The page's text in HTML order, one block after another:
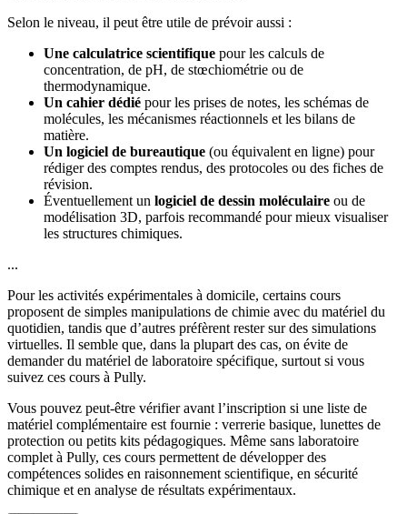
Selon le niveau, il peut être utile de prévoir aussi :
Une calculatrice scientifique pour les calculs de
concentration, de pH, de stœchiométrie ou de
thermodynamique.
Un cahier dédié pour les prises de notes, les schémas de
molécules, les mécanismes réactionnels et les bilans de
matière.
Un logiciel de bureautique (ou équivalent en ligne) pour
rédiger des comptes rendus, des protocoles ou des fiches de
révision.
Éventuellement un logiciel de dessin moléculaire ou de
modélisation 3D, parfois recommandé pour mieux visualiser
les structures chimiques.
...
Pour les activités expérimentales à domicile, certains cours
proposent de simples manipulations de chimie avec du matériel du
quotidien, tandis que d’autres préfèrent rester sur des simulations
virtuelles. Il semble que, dans la plupart des cas, on évite de
demander du matériel de laboratoire spécifique, surtout si vous
suivez ces cours à Pully.
Vous pouvez peut-être vérifier avant l’inscription si une liste de
matériel complémentaire est fournie : verrerie basique, lunettes de
protection ou petits kits pédagogiques. Même sans laboratoire
complet à Pully, ces cours permettent de développer des
compétences solides en raisonnement scientifique, en sécurité
chimique et en analyse de résultats expérimentaux.